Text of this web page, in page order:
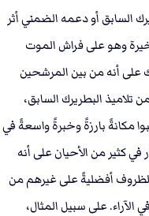
السابق أو دعمه الضمني أثر
وهو على فراش الموت
على أنه من بين المرشحين
البطريرك السابق،
مكانةً بارزةً وخبرةً واسعةً في
في كثير من الأحيان على أنه
أفضليةً على غيرهم من
على سبيل المثال،